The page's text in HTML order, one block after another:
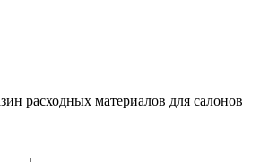
расходных материалов для салонов